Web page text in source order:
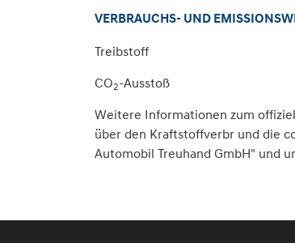
VERBRAUCHS- UND
Treibstoff
CO2-Ausstoß
Weitere Informationen zum
über den Kraftstoffverbr und die
Automobil Treuhand GmbH" und